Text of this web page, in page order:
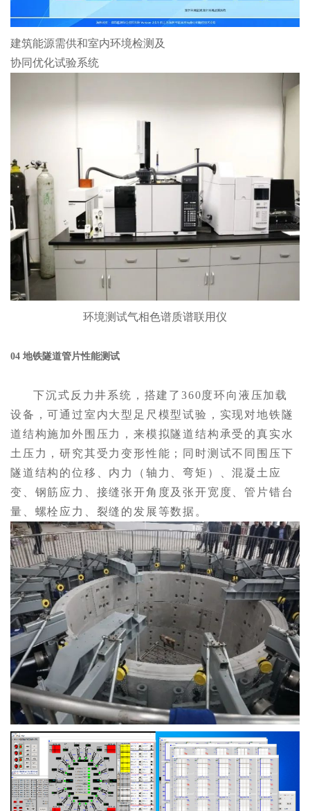
建筑能源需供和室内环境检测及
协同优化试验系统
环境测试气相色谱质谱联用仪
04 地铁隧道管片性能测试
下沉式反力井系统，搭建了360度环向液压加载
设备，可通过室内大型足尺模型试验，实现对地铁隧
道结构施加外围压力，来模拟隧道结构承受的真实水
土压力，研究其受力变形性能；同时测试不同围压下
隧道结构的位移、内力（轴力、弯矩）、混凝土应
变、钢筋应力、接缝张开角度及张开宽度、管片错台
量、螺栓应力、裂缝的发展等数据。